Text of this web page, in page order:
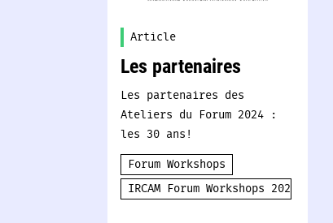
Article
Les partenaires
Les partenaires des
Ateliers du Forum 2024 :
les 30 ans!
Forum Workshops
IRCAM Forum Workshops 2024